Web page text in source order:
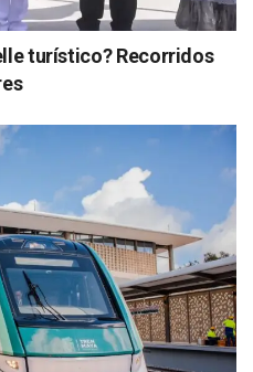
turístico? Recorridos